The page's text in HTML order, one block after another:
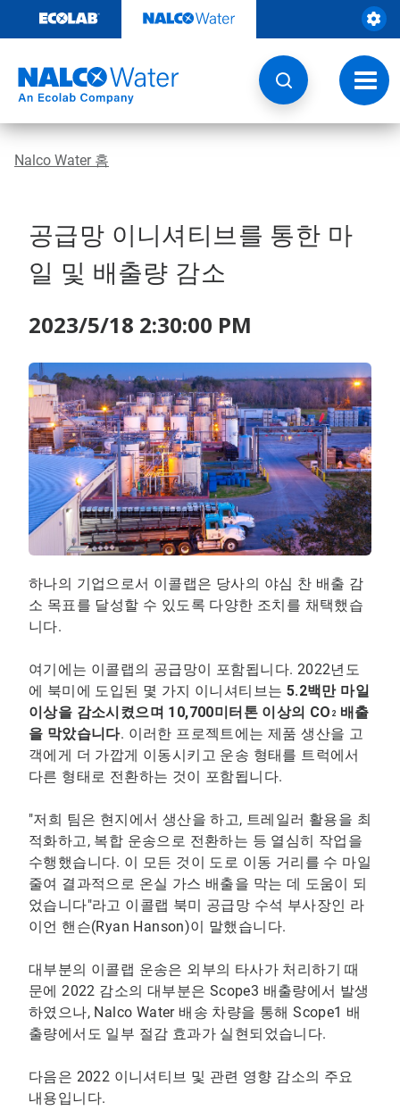
츠
기
토
글
내
비
Nalco Water 홈
공급망 이니셔티브를 통한 마
일 및 배출량 감소
2023/5/18 2:30:00 PM
하나의 기업으로서 이콜랩은 당사의 야심 찬 배출 감
소 목표를 달성할 수 있도록 다양한 조치를 채택했습
니다.
여기에는 이콜랩의 공급망이 포함됩니다. 2022년도
에 북미에 도입된 몇 가지 이니셔티브는 5.2백만 마일
이상을 감소시켰으며 10,700미터톤 이상의 CO 2 배출
을 막았습니다. 이러한 프로젝트에는 제품 생산을 고
객에게 더 가깝게 이동시키고 운송 형태를 트럭에서
다른 형태로 전환하는 것이 포함됩니다.
"저희 팀은 현지에서 생산을 하고, 트레일러 활용을 최
적화하고, 복합 운송으로 전환하는 등 열심히 작업을
수행했습니다. 이 모든 것이 도로 이동 거리를 수 마일
줄여 결과적으로 온실 가스 배출을 막는 데 도움이 되
었습니다"라고 이콜랩 북미 공급망 수석 부사장인 라
이언 핸슨(Ryan Hanson)이 말했습니다.
대부분의 이콜랩 운송은 외부의 타사가 처리하기 때
문에 2022 감소의 대부분은 Scope3 배출량에서 발생
하였으나, Nalco Water 배송 차량을 통해 Scope1 배
출량에서도 일부 절감 효과가 실현되었습니다.
다음은 2022 이니셔티브 및 관련 영향 감소의 주요
내용입니다.